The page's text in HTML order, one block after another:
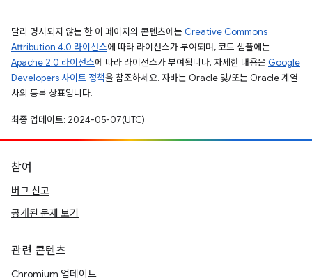
달리 명시되지 않는 한 이 페이지의 콘텐츠에는 Creative Commons
Attribution 4.0 라이선스에 따라 라이선스가 부여되며, 코드 샘플에는
Apache 2.0 라이선스에 따라 라이선스가 부여됩니다. 자세한 내용은 Google
Developers 사이트 정책을 참조하세요. 자바는 Oracle 및/또는 Oracle 계열
사의 등록 상표입니다.
최종 업데이트: 2024-05-07(UTC)
참여
버그 신고
공개된 문제 보기
관련 콘텐츠
Chromium 업데이트